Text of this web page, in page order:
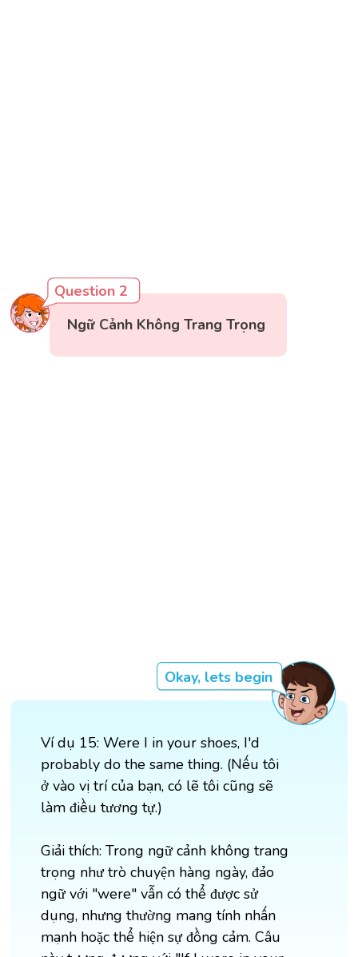
Question 2
Ngữ Cảnh Không Trang Trọng
Okay, lets begin
Ví dụ 15: Were I in your shoes, I'd
probably do the same thing. (Nếu tôi
ở vào vị trí của bạn, có lẽ tôi cũng sẽ
làm điều tương tự.)
Giải thích: Trong ngữ cảnh không trang
trọng như trò chuyện hàng ngày, đảo
ngữ với "were" vẫn có thể được sử
dụng, nhưng thường mang tính nhấn
mạnh hoặc thể hiện sự đồng cảm. Câu